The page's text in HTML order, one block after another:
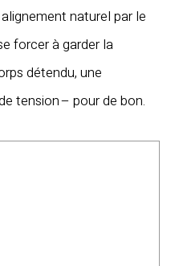
naturel par le
forcer à garder la
détendu, une
tension – pour de bon.